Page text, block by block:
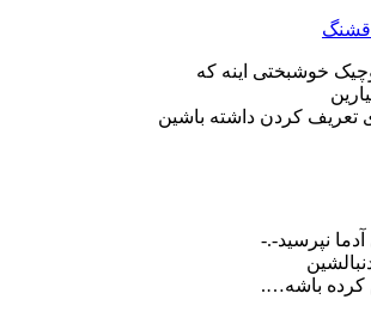
خوشبختی اینه که
تعریف کردن داشته باشین
نپرسید-.-
کرده باشه….